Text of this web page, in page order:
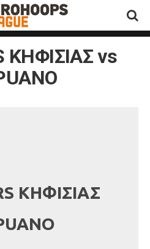
ΚΗΦΙΣΙΑΣ vs
ΚΗΦΙΣΙΑΣ